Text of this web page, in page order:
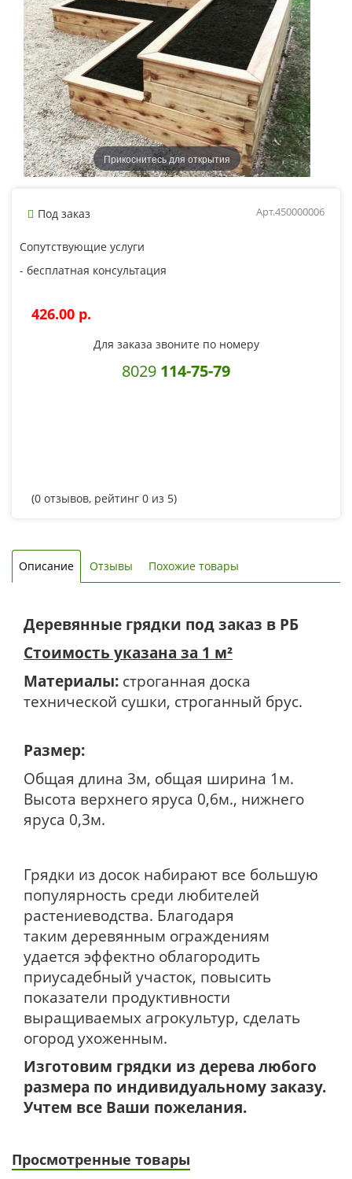
Прикоснитесь для открытия
Под заказ Арт.450000006
Сопутствующие услуги
- бесплатная консультация
426.00 p.
Для заказа звоните по номеру
8029 114-75-79
(0 отзывов, рейтинг 0 из 5)
Описание Отзывы Похожие товары
Деревянные грядки под заказ в РБ
Стоимость указана за 1 м²
Материалы: строганная доска
технической сушки, строганный брус.
Размер:
Общая длина 3м, общая ширина 1м.
Высота верхнего яруса 0,6м., нижнего
яруса 0,3м.
Грядки из досок набирают все большую
популярность среди любителей
растениеводства. Благодаря
таким деревянным ограждениям
удается эффектно облагородить
приусадебный участок, повысить
показатели продуктивности
выращиваемых агрокультур, сделать
огород ухоженным.
Изготовим грядки из дерева любого
размера по индивидуальному заказу.
Учтем все Ваши пожелания.
Просмотренные товары